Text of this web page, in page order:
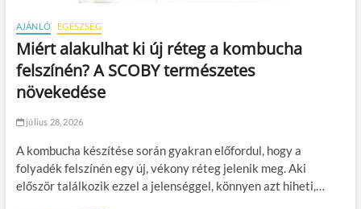
AJÁNLÓ EGÉSZSÉG
Miért alakulhat ki új réteg a kombucha
felszínén? A SCOBY természetes
növekedése
július 28, 2026
A kombucha készítése során gyakran előfordul, hogy a
folyadék felszínén egy új, vékony réteg jelenik meg. Aki
először találkozik ezzel a jelenséggel, könnyen azt hiheti,…